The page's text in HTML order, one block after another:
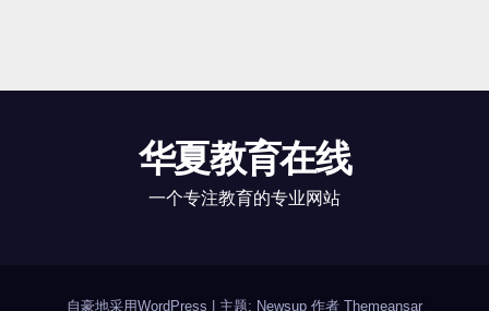
华夏教育在线
一个专注教育的专业网站
自豪地采用WordPress 主题: Newsup 作者 Themeansar